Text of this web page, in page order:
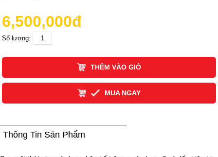
6,500,000đ
Số lượng:
THÊM VÀO GIỎ
MUA NGAY
Thông Tin Sản Phẩm